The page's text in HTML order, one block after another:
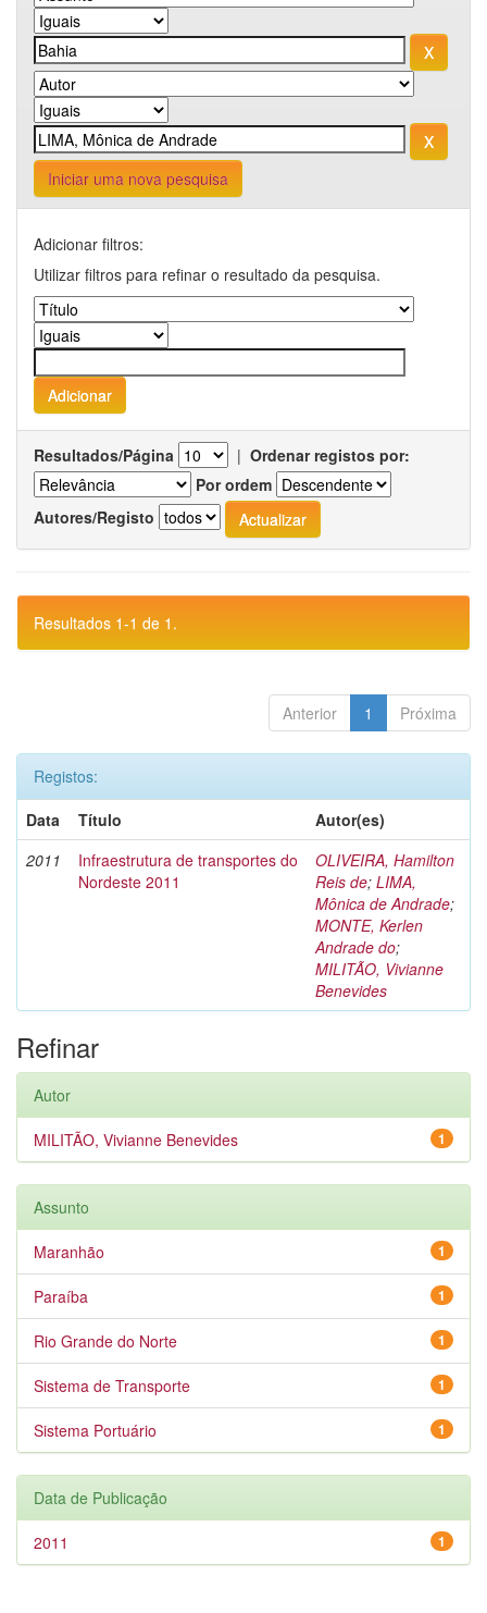
Iniciar uma nova pesquisa
Adicionar filtros:
Utilizar filtros para refinar o resultado da pesquisa.
Resultados/Página | Ordenar registos por:
Por ordem
Autores/Registo
Resultados 1-1 de 1.
Anterior 1 Próxima
Registos:
Data
Título
Autor(es)
2011
Infraestrutura de transportes do
Nordeste 2011
OLIVEIRA, Hamilton
Reis de; LIMA,
Mônica de Andrade;
MONTE, Kerlen
Andrade do;
MILITÃO, Vivianne
Benevides
Refinar
Autor
1
MILITÃO, Vivianne Benevides
Assunto
1
Maranhão
1
Paraíba
1
Rio Grande do Norte
1
Sistema de Transporte
1
Sistema Portuário
Data de Publicação
1
2011